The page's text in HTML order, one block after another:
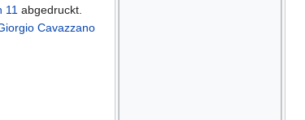
11 abgedruckt.
Cavazzano